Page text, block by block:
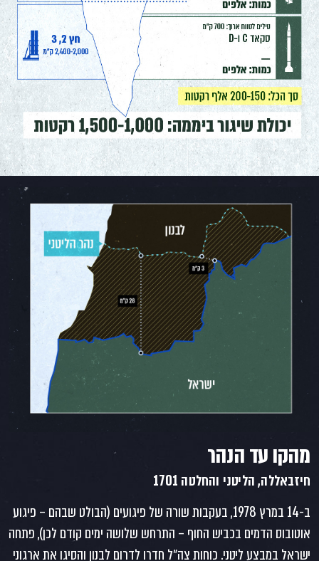
מהקו עד הנהר
חיזבאללה, הליטני והחלטה 1701
ב-14 במרץ 1978, בעקבות שורה של פיגועים (הבולט שבהם – פיגוע
אוטובוס הדמים בכביש החוף – התרחש שלושה ימים קודם לכן), פתחה
ישראל במבצע ליטני. כוחות צה״ל חדרו לדרום לבנון והסיגו את ארגוני